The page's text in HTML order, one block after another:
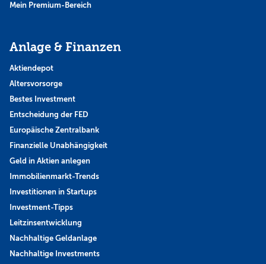
Mein Premium-Bereich
Anlage & Finanzen
Aktiendepot
Altersvorsorge
Bestes Investment
Entscheidung der FED
Europäische Zentralbank
Finanzielle Unabhängigkeit
Geld in Aktien anlegen
Immobilienmarkt-Trends
Investitionen in Startups
Investment-Tipps
Leitzinsentwicklung
Nachhaltige Geldanlage
Nachhaltige Investments